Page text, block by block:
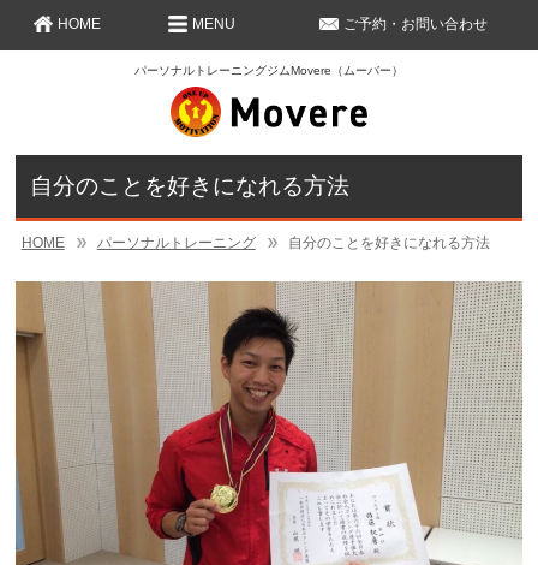
パーソナルトレーニングジムMovere（ムーバー）
HOME ご予約・お問い合わせ
MENU
自分のことを好きになれる方法
HOME パーソナルトレーニング 自分のことを好きになれる方法